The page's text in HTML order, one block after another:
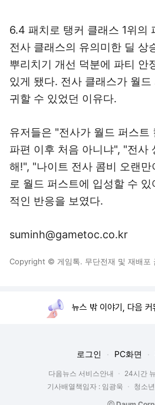
6.4 패치로 탱커 클래스 1위의
전사 클래스의 유의미한 딜 상
뿌리치기 개선 덕분에 파티 안
있게 됐다. 전사 클래스가 월
귀할 수 있었던 이유다.
유저들은 "전사가 월드 퍼스트
파편 이후 처음 아니냐", "전사
해!", "나이트 전사 콤비 오랜만
로 월드 퍼스트에 입성할 수
적인 반응을 보였다.
suminh@gametoc.co.kr
Copyright © 게임톡. 무단전재 및 재배포
뉴스 밖 이야기, 다음 커
로그인 PC화면
다음뉴스 서비스안내 24시간
기사배열책임자 : 임광욱
청소